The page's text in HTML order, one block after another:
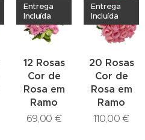
12 Rosas
Cor de
Rosa em
Ramo
Entrega
Incluída
69,00 €
20 Rosas
Cor de
Rosa em
Ramo
Entrega
Incluída
110,00 €